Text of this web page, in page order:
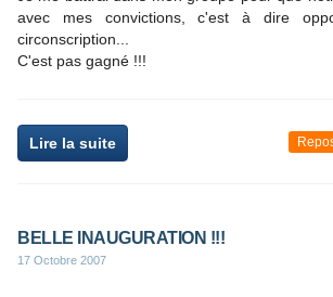
avec mes convictions, c'est à dire
circonscription...
C'est pas gagné !!!
Lire la suite
BELLE INAUGURATION !!!
17 Octobre 2007